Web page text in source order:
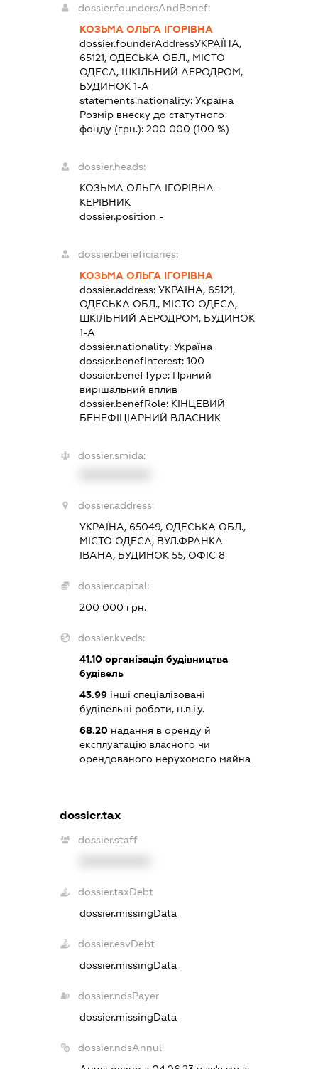
dossier.foundersAndBenef:
КОЗЬМА ОЛЬГА ІГОРІВНА
dossier.founderAddressУКРАЇНА,
65121, ОДЕСЬКА ОБЛ., МІСТО
ОДЕСА, ШКІЛЬНИЙ АЕРОДРОМ,
БУДИНОК 1-А
statements.nationality: Україна
Розмір внеску до статутного
фонду (грн.): 200 000 (100 %)
dossier.heads:
КОЗЬМА ОЛЬГА ІГОРІВНА -
КЕРІВНИК
dossier.position -
dossier.beneficiaries:
КОЗЬМА ОЛЬГА ІГОРІВНА
dossier.address: УКРАЇНА, 65121,
ОДЕСЬКА ОБЛ., МІСТО ОДЕСА,
ШКІЛЬНИЙ АЕРОДРОМ, БУДИНОК
1-А
dossier.nationality: Україна
dossier.benefInterest: 100
dossier.benefType: Прямий
вирішальний вплив
dossier.benefRole: КІНЦЕВИЙ
БЕНЕФІЦІАРНИЙ ВЛАСНИК
dossier.smida:
dossier.address:
УКРАЇНА, 65049, ОДЕСЬКА ОБЛ.,
МІСТО ОДЕСА, ВУЛ.ФРАНКА
ІВАНА, БУДИНОК 55, ОФІС 8
dossier.capital:
200 000 грн.
dossier.kveds:
41.10організація будівництва
будівель
43.99інші спеціалізовані
будівельні роботи, н.в.і.у.
68.20надання в оренду й
експлуатацію власного чи
орендованого нерухомого майна
dossier.tax
dossier.staff
dossier.taxDebt
dossier.missingData
dossier.esvDebt
dossier.missingData
dossier.ndsPayer
dossier.missingData
dossier.ndsAnnul